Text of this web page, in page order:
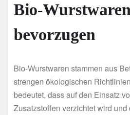
Bio-Wurstwaren
bevorzugen
Bio-Wurstwaren stammen aus
strengen ökologischen
bedeutet, dass auf den Einsatz
Zusatzstoffen verzichtet wird